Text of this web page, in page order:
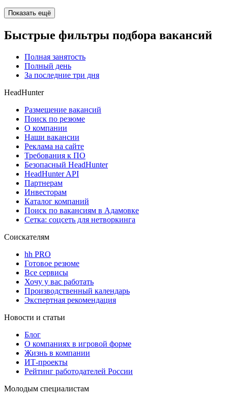
Показать ещё
Быстрые фильтры подбора вакансий
Полная занятость
Полный день
За последние три дня
HeadHunter
Размещение вакансий
Поиск по резюме
О компании
Наши вакансии
Реклама на сайте
Требования к ПО
Безопасный HeadHunter
HeadHunter API
Партнерам
Инвесторам
Каталог компаний
Поиск по вакансиям в Адамовке
Сетка: соцсеть для нетворкинга
Соискателям
hh PRO
Готовое резюме
Все сервисы
Хочу у вас работать
Производственный календарь
Экспертная рекомендация
Новости и статьи
Блог
О компаниях в игровой форме
Жизнь в компании
ИТ-проекты
Рейтинг работодателей России
Молодым специалистам